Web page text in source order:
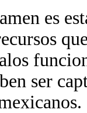
es
ser